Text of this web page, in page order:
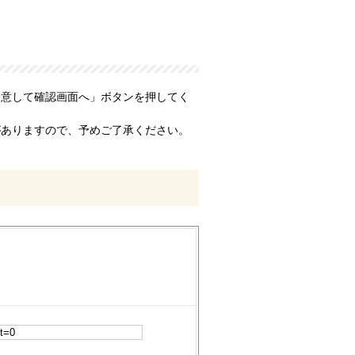
して確認画面へ」ボタンを押してく
りますので、予めご了承ください。